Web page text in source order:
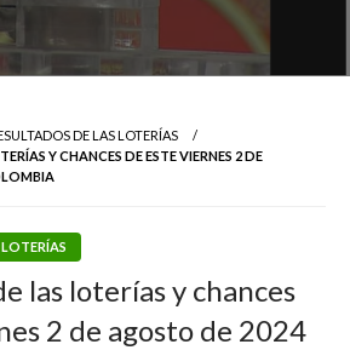
DE LAS LOTERÍAS
Y CHANCES DE ESTE VIERNES 2 DE
las loterías y chances
2 de agosto de 2024